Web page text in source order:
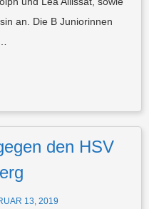
an. Die B Juniorinnen
den HSV
13, 2019